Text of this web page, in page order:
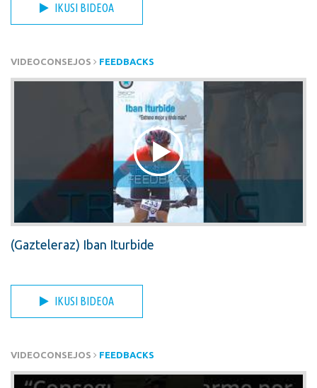
IKUSI BIDEOA
VIDEOCONSEJOS FEEDBACKS
(Gazteleraz) Iban Iturbide
IKUSI BIDEOA
VIDEOCONSEJOS FEEDBACKS